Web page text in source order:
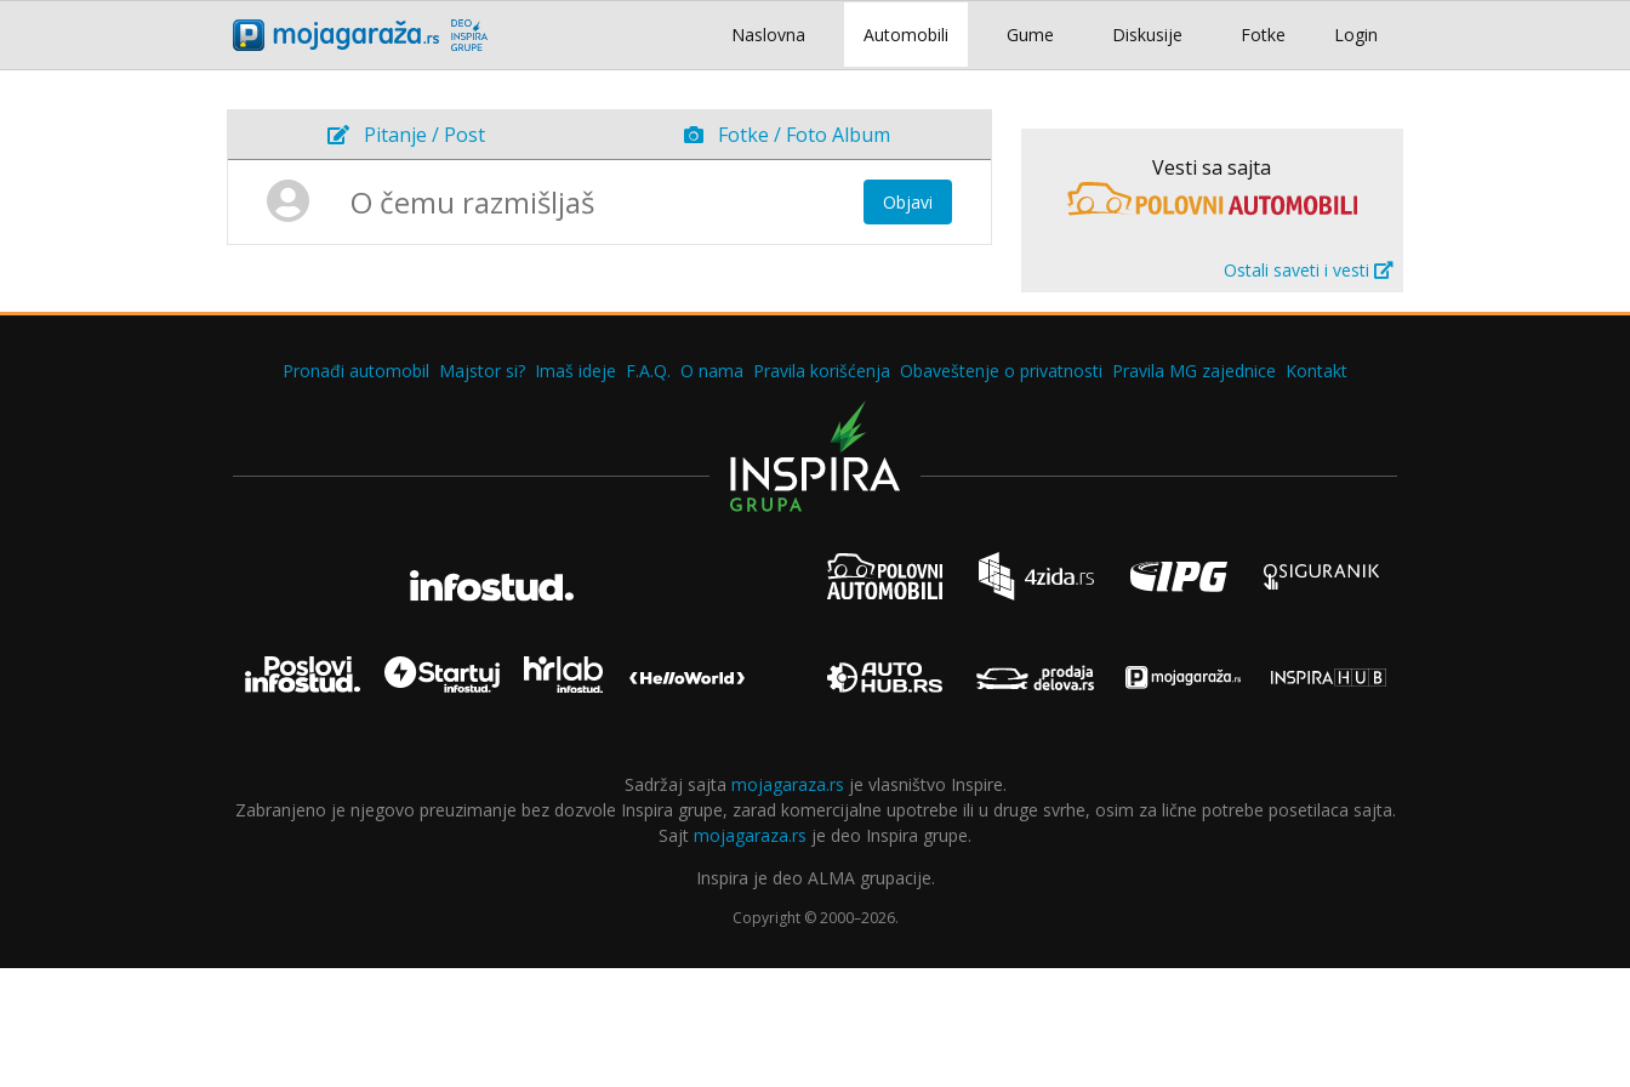
Login
Naslovna Automobili Gume Diskusije Fotke
Pitanje / Post Fotke / Foto Album
Objavi
Vesti sa sajta
Ostali saveti i vesti
Pronađi automobil Majstor si? Imaš ideje F.A.Q. O nama Pravila korišćenja Obaveštenje o privatnosti Pravila MG zajednice Kontakt
Sadržaj sajta mojagaraza.rs je vlasništvo Inspire.
Zabranjeno je njegovo preuzimanje bez dozvole Inspira grupe, zarad komercijalne upotrebe ili u druge svrhe, osim za lične potrebe posetilaca sajta.
Sajt mojagaraza.rs je deo Inspira grupe.
Inspira je deo ALMA grupacije.
Copyright © 2000–2026.